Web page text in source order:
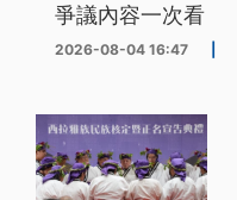
爭議內容一次看
2026-08-04 16:47